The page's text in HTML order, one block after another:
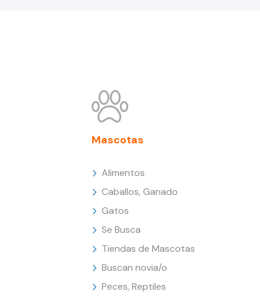
Mascotas
Alimentos
Caballos, Ganado
Gatos
Se Busca
Tiendas de Mascotas
Buscan novia/o
Peces, Reptiles